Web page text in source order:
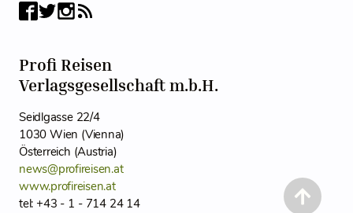
Profi Reisen
Verlagsgesellschaft m.b.H.
Seidlgasse 22/4
1030 Wien (Vienna)
Österreich (Austria)
news@profireisen.at
www.profireisen.at
tel: +43 - 1 - 714 24 14